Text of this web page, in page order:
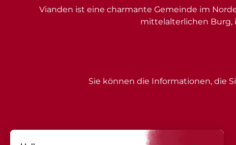
Sie können die Informationen, die
Vianden ist eine charmante Gemeinde im
mittelalterlichen Burg,